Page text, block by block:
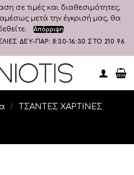
σε τιμές και διαθεσιμότητες,
αμέσως μετά την έγκρισή μας, θα
Απόρριψη
ΔΕΥ-ΠΑΡ: 8:30-16:30 ΣΤΟ 210 96
/ ΤΣΑΝΤΕΣ ΧΑΡΤΙΝΕΣ